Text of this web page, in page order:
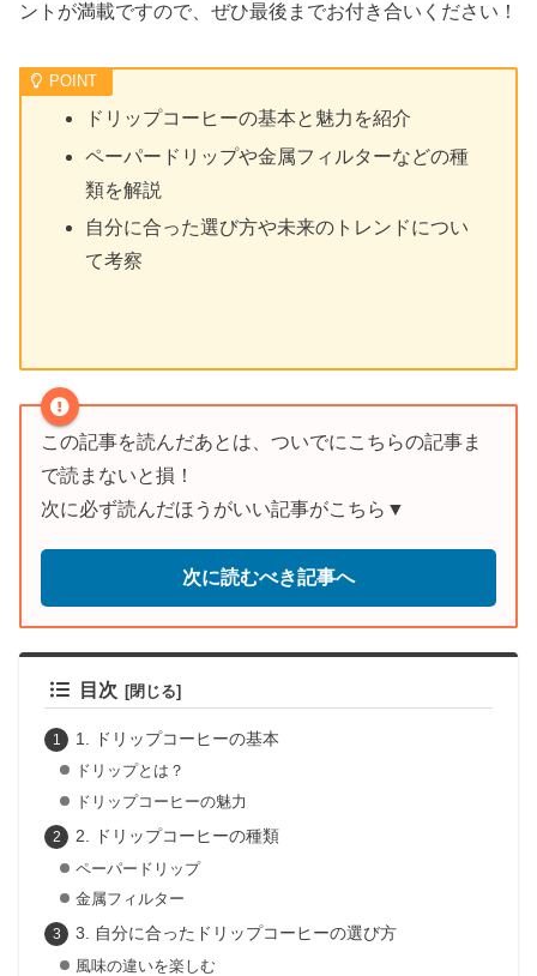
ントが満載ですので、ぜひ最後までお付き合いください！
ドリップコーヒーの基本と魅力を紹介
ペーパードリップや金属フィルターなどの種
類を解説
自分に合った選び方や未来のトレンドについ
て考察
この記事を読んだあとは、ついでにこちらの記事ま
で読まないと損！
次に必ず読んだほうがいい記事がこちら▼
次に読むべき記事へ
目次
1. ドリップコーヒーの基本
ドリップとは？
ドリップコーヒーの魅力
2. ドリップコーヒーの種類
ペーパードリップ
金属フィルター
3. 自分に合ったドリップコーヒーの選び方
風味の違いを楽しむ